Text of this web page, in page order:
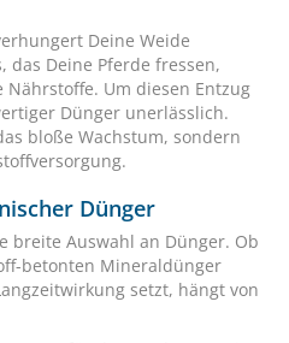
Deine Weide
das Deine Pferde fressen,
Um diesen Entzug
Dünger unerlässlich.
bloße Wachstum, sondern
Dünger
breite Auswahl an Dünger. Ob
betonten Mineraldünger
setzt, hängt von